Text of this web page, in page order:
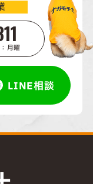
月曜
LINE相談